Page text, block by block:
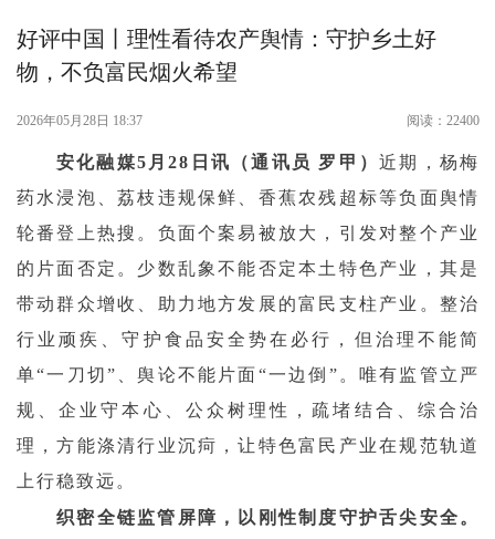
好评中国丨理性看待农产舆情：守护乡土好
物，不负富民烟火希望
2026年05月28日 18:37 阅读：22400
安化融媒5月28日讯（通讯员 罗甲）近期，杨梅
药水浸泡、荔枝违规保鲜、香蕉农残超标等负面舆情
轮番登上热搜。负面个案易被放大，引发对整个产业
的片面否定。少数乱象不能否定本土特色产业，其是
带动群众增收、助力地方发展的富民支柱产业。整治
行业顽疾、守护食品安全势在必行，但治理不能简
单“一刀切”、舆论不能片面“一边倒”。唯有监管立严
规、企业守本心、公众树理性，疏堵结合、综合治
理，方能涤清行业沉疴，让特色富民产业在规范轨道
上行稳致远。
织密全链监管屏障，以刚性制度守护舌尖安全。